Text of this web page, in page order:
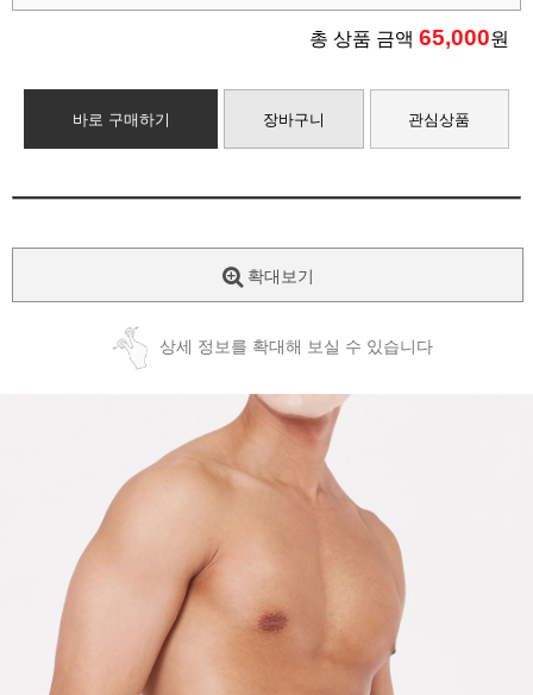
총 상품 금액 65,000원
바로 구매하기 장바구니 관심상품
확대보기
상세 정보를 확대해 보실 수 있습니다